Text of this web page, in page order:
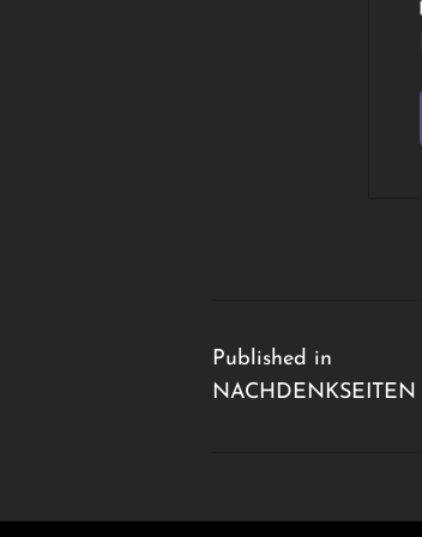
Published in
NACHDENKSEITEN